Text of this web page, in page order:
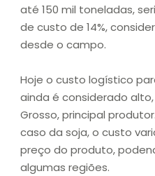
até 150 mil toneladas,
de custo de 14%,
desde o campo.
Hoje o custo logístico
ainda é considerado
Grosso, principal
caso da soja, o custo
preço do produto,
algumas regiões.